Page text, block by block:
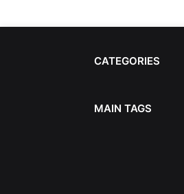
CATEGORIES
MAIN TAGS